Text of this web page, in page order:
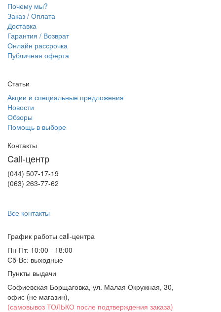
Почему мы?
Заказ / Оплата
Доставка
Гарантия / Возврат
Онлайн рассрочка
Публичная оферта
Статьи
Акции и специальные предложения
Новости
Обзоры
Помощь в выборе
Контакты
Call-центр
(044) 507-17-19
(063) 263-77-62
Все контакты
График работы сall-центра
Пн-Пт: 10:00 - 18:00
Сб-Вс: выходные
Пункты выдачи
Софиевская Борщаговка, ул. Малая Окружная, 30,
офис (не магазин),
(самовывоз ТОЛЬКО после подтверждения заказа)